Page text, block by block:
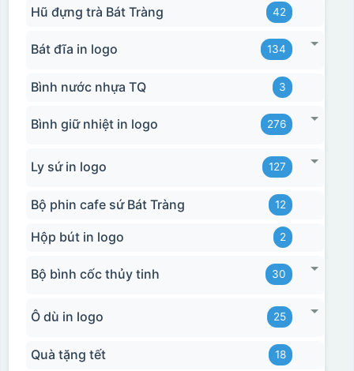
Hũ đựng trà Bát Tràng 42
Bát đĩa in logo 134
Bình nước nhựa TQ 3
Bình giữ nhiệt in logo 276
Ly sứ in logo 127
Bộ phin cafe sứ Bát Tràng 12
Hộp bút in logo 2
Bộ bình cốc thủy tinh 30
Ô dù in logo 25
Quà tặng tết 18